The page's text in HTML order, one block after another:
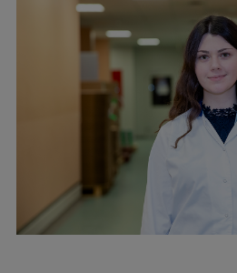
International Student
About Us
Study bases
Faculties